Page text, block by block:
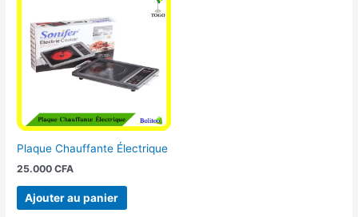
Plaque Chauffante Électrique
25.000CFA
Ajouter au panier